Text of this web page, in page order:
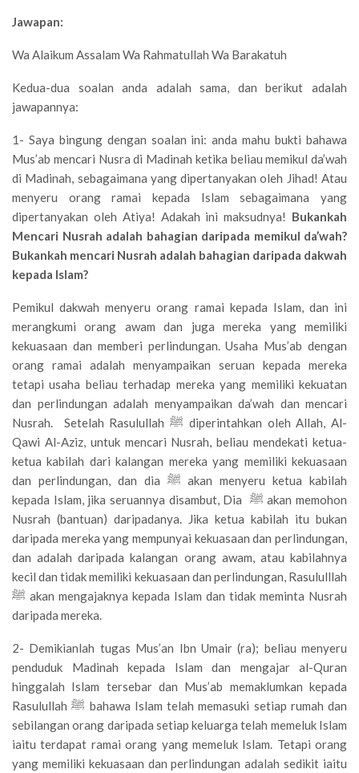
Jawapan:
Wa Alaikum Assalam Wa Rahmatullah Wa Barakatuh
Kedua-dua soalan anda adalah sama, dan berikut adalah
jawapannya:
1- Saya bingung dengan soalan ini: anda mahu bukti bahawa
Mus’ab mencari Nusra di Madinah ketika beliau memikul da’wah
di Madinah, sebagaimana yang dipertanyakan oleh Jihad! Atau
menyeru orang ramai kepada Islam sebagaimana yang
dipertanyakan oleh Atiya! Adakah ini maksudnya! Bukankah
Mencari Nusrah adalah bahagian daripada memikul da’wah?
Bukankah mencari Nusrah adalah bahagian daripada dakwah
kepada Islam?
Pemikul dakwah menyeru orang ramai kepada Islam, dan ini
merangkumi orang awam dan juga mereka yang memiliki
kekuasaan dan memberi perlindungan. Usaha Mus’ab dengan
orang ramai adalah menyampaikan seruan kepada mereka
tetapi usaha beliau terhadap mereka yang memiliki kekuatan
dan perlindungan adalah menyampaikan da’wah dan mencari
Nusrah. Setelah Rasulullah ﷺ diperintahkan oleh Allah, Al-
Qawi Al-Aziz, untuk mencari Nusrah, beliau mendekati ketua-
ketua kabilah dari kalangan mereka yang memiliki kekuasaan
dan perlindungan, dan dia ﷺ akan menyeru ketua kabilah
kepada Islam, jika seruannya disambut, Dia ﷺ akan memohon
Nusrah (bantuan) daripadanya. Jika ketua kabilah itu bukan
daripada mereka yang mempunyai kekuasaan dan perlindungan,
dan adalah daripada kalangan orang awam, atau kabilahnya
kecil dan tidak memiliki kekuasaan dan perlindungan, Rasululllah
ﷺ akan mengajaknya kepada Islam dan tidak meminta Nusrah
daripada mereka.
2- Demikianlah tugas Mus’an Ibn Umair (ra); beliau menyeru
penduduk Madinah kepada Islam dan mengajar al-Quran
hinggalah Islam tersebar dan Mus’ab memaklumkan kepada
Rasulullah ﷺ bahawa Islam telah memasuki setiap rumah dan
sebilangan orang daripada setiap keluarga telah memeluk Islam
iaitu terdapat ramai orang yang memeluk Islam. Tetapi orang
yang memiliki kekuasaan dan perlindungan adalah sedikit iaitu